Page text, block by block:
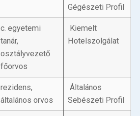
Gégészeti Profil
c. egyetemi
tanár,
osztályvezető
főorvos
Kiemelt
Hotelszolgálat
rezidens,
általános orvos
Általános
Sebészeti Profil